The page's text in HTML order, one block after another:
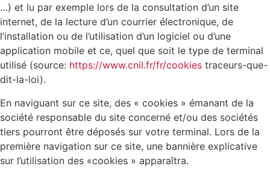
…) et lu par exemple lors de la consultation d’un site
internet, de la lecture d’un courrier électronique, de
l’installation ou de l’utilisation d’un logiciel ou d’une
application mobile et ce, quel que soit le type de terminal
utilisé (source: https://www.cnil.fr/fr/cookies­ traceurs-que-
dit-la-loi).
En naviguant sur ce site, des « cookies » émanant de la
société responsable du site concerné et/ou des sociétés
tiers pourront être déposés sur votre terminal. Lors de la
première navigation sur ce site, une bannière explicative
sur l’utilisation des «cookies » apparaîtra.